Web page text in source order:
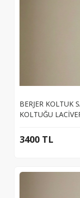
BERJER KOLTUK
KOLTUĞU
3400 TL